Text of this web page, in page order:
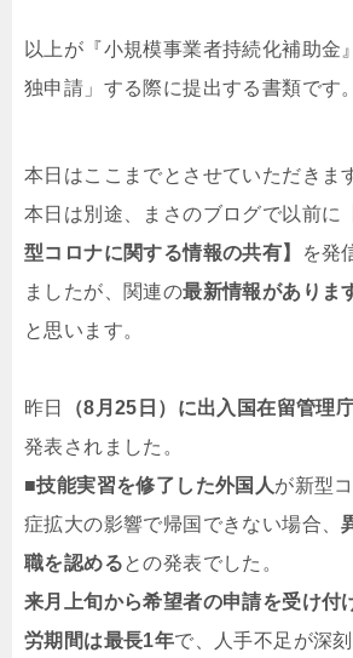
以上が『小規模事業者持続化補助金
独申請」する際に提出する書類です。
本日はここまでとさせていただきま
本日は別途、まさのブログで以前に
型コロナに関する情報の共有】
を発
ましたが、関連の最新情報がありま
と思います。
昨日 （8月25日）に出入国在留管理
発表されました。
■技能実習を修了した外国人が新型
症拡大の影響で帰国できない場合、
職を認めるとの発表でした。
来月上旬から希望者の申請を受け付
労期間は最長1年で、人手不足が深